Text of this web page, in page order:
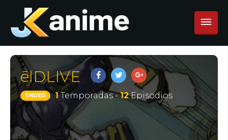
ēlDLIVE
ENDED 1Temporadas -12Episodios